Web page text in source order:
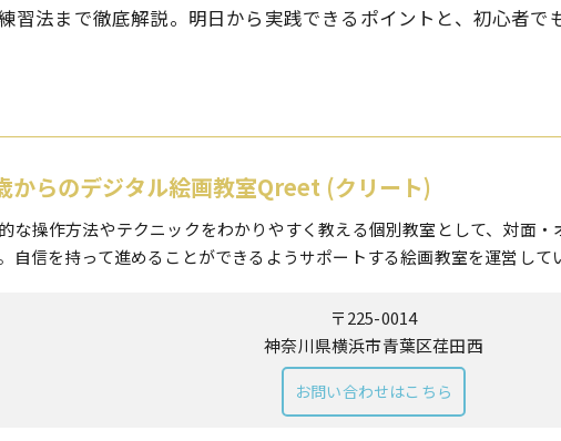
習法まで徹底解説。明日から実践できるポイントと、初心者
からのデジタル絵画教室Qreet (クリート)
な操作方法やテクニックをわかりやすく教える個別教室として、対面
自信を持って進めることができるようサポートする絵画教室を運営して
〒225-0014
神奈川県横浜市青葉区荏田西
お問い合わせはこちら